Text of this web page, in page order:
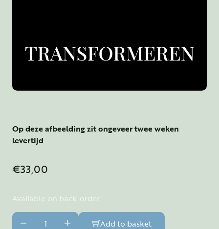
Op deze afbeelding zit ongeveer twee weken
levertijd
€33,00
Available on back-order
Transformeren - Transformation - 4D - A3 formaat
Add to basket